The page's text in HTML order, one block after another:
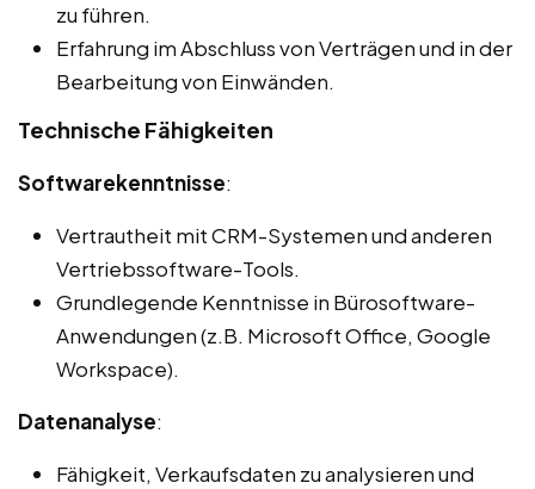
zu führen.
Erfahrung im Abschluss von Verträgen und in der
Bearbeitung von Einwänden.
Technische Fähigkeiten
Softwarekenntnisse:
Vertrautheit mit CRM-Systemen und anderen
Vertriebssoftware-Tools.
Grundlegende Kenntnisse in Bürosoftware-
Anwendungen (z.B. Microsoft Office, Google
Workspace).
Datenanalyse:
Fähigkeit, Verkaufsdaten zu analysieren und